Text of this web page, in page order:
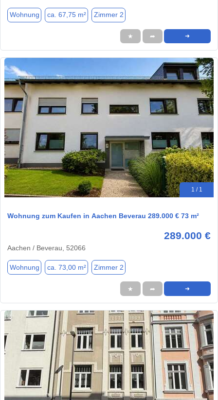
Wohnung ca. 67,75 m² Zimmer 2
★ ➦ ➜
1 / 1
Wohnung zum Kaufen in Aachen Beverau 289.000 € 73 m²
289.000 €
Aachen / Beverau, 52066
Wohnung ca. 73,00 m² Zimmer 2
★ ➦ ➜